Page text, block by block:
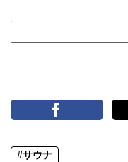
#サウナ